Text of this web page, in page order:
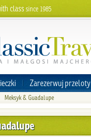
classsince 1985
Zarezerwuj przeloty
Meksyk & Guadalupe